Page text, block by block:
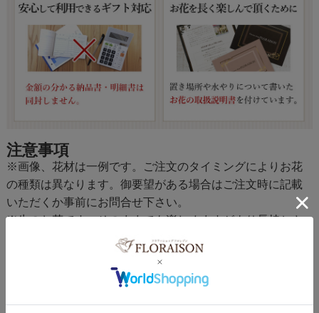
注意事項
※画像、花材は一例です。ご注文のタイミングによりお花
の種類は異なります。御要望がある場合はご注文時に記載
いただくか事前にお問合せ下さい。
※生のお花です。そのままでも楽しめますがより長持ちさ
せたい場合は花瓶に移し替えてください。
※災害・悪天候により、お届けが出来かねる場合がござい
夏季期間はクール便でお届けとなります。日曜・祝日は休
業日の為発送がございません。